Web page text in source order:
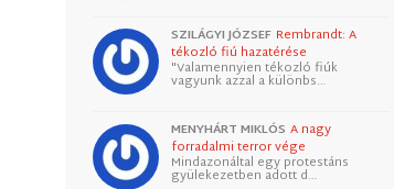
SZILÁGYI JÓZSEF Rembrandt: A
tékozló fiú hazatérése
"Valamennyien tékozló fiúk
vagyunk azzal a különbs…
MENYHÁRT MIKLÓS A nagy
forradalmi terror vége
Mindazonáltal egy protestáns
gyülekezetben adott d…